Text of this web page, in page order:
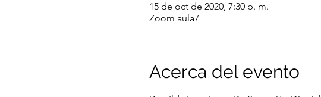
15 de oct de 2020, 7:30 p. m.
Zoom aula7
Acerca del evento